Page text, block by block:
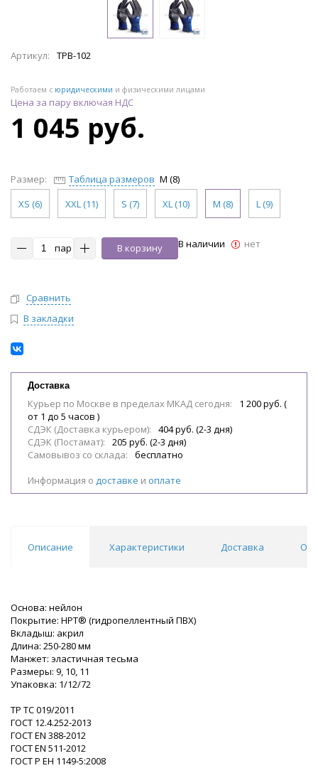
Артикул: TPB-102
Работаем с юридическими и физическими лицами
Цена за пару включая НДС
1 045 руб.
Размер: Таблица размеров M (8)
XS (6)
XXL (11) S (7) XL (10) M (8) L (9)
пар В корзину В наличии нет
Сравнить
В закладки
Доставка
Курьер по Москве в пределах МКАД сегодня:
1 200 руб. (
от 1 до 5 часов )
СДЭК (Доставка курьером):
404 руб. (2-3 дня)
СДЭК (Постамат):
205 руб. (2-3 дня)
Самовывоз со склада:
бесплатно
Информация о доставке и оплате
Описание Характеристики Доставка
Основа: нейлон
Покрытие: HPT® (гидропеллентный ПВХ)
Вкладыш: акрил
Длина: 250-280 мм
Манжет: эластичная тесьма
Размеры: 9, 10, 11
Упаковка: 1/12/72
ТР ТС 019/2011
ГОСТ 12.4.252-2013
ГОСТ ЕN 388-2012
ГОСТ EN 511-2012
ГОСТ Р ЕН 1149-5:2008